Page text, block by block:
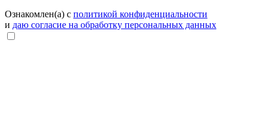
Ознакомлен(а) с политикой конфиденциальности
и даю согласие на обработку персональных данных